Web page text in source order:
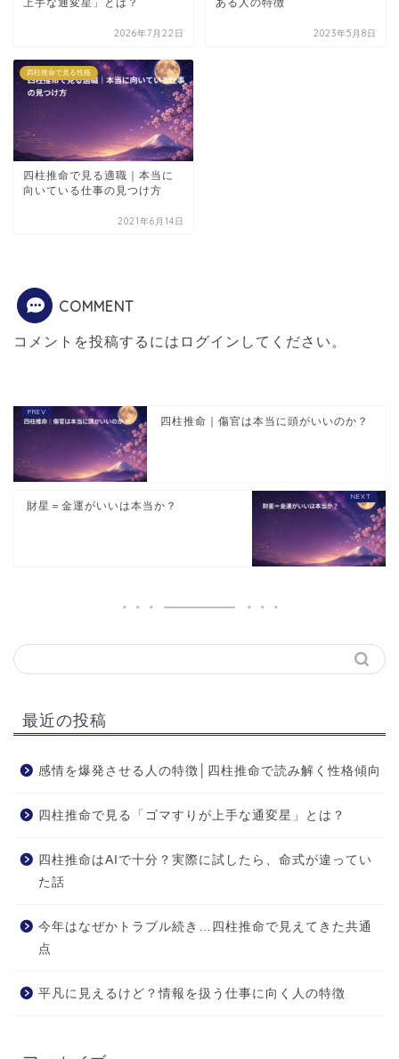
上手な通変星」とは？
2026年7月22日
ある人の特徴
2023年5月8日
四柱推命で見る性格
四柱推命で見る適職｜本当に
向いている仕事の見つけ方
2021年6月14日
COMMENT
コメントを投稿するには ログイン してください。
四柱推命｜傷官は本当に頭がいいのか？
財星＝金運がいいは本当か？
最近の投稿
感情を爆発させる人の特徴│四柱推命で読み解く性格傾向
四柱推命で見る「ゴマすりが上手な通変星」とは？
四柱推命はAIで十分？実際に試したら、命式が違ってい
た話
今年はなぜかトラブル続き…四柱推命で見えてきた共通
点
平凡に見えるけど？情報を扱う仕事に向く人の特徴